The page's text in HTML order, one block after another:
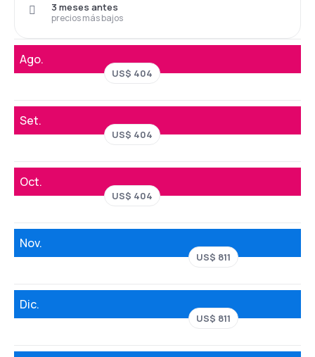
precios más bajos
3 meses antes
Ago.
US$ 404
Set.
US$ 404
Oct.
US$ 404
Nov.
US$ 811
Dic.
US$ 811